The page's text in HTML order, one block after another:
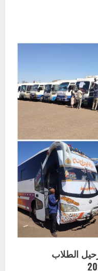
الطلاب